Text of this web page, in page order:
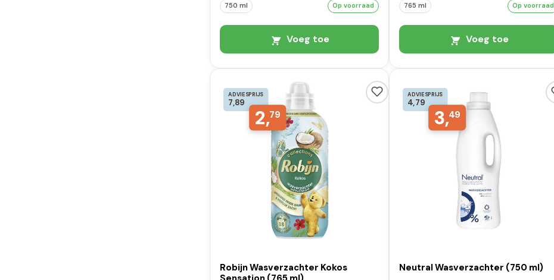
750 ml Op voorraad
Voeg toe
765 ml Op voorraad
Voeg toe
ADVIESPRIJS
7,89
2,79
Robijn Wasverzachter Kokos
ADVIESPRIJS
4,79
3,49
Neutral Wasverzachter (750 ml)